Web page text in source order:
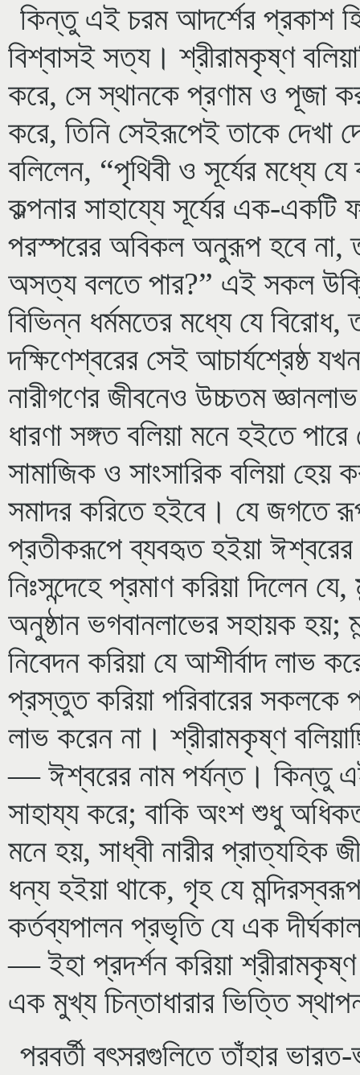
কিন্তু এই চরম আদর্শের প্রকাশ
বিশ্বাসই সত্য। শ্রীরামকৃষ্ণ
করে, সে স্থানকে প্রণাম ও পূজা
করে, তিনি সেইরূপেই তাকে
বলিলেন, “পৃথিবী ও সূর্যের মধ্যে
কল্পনার সাহায্যে সূর্যের এক-
পরস্পরের অবিকল অনুরূপ হবে না,
অসত্য বলতে পার?” এই সকল
বিভিন্ন ধর্মমতের মধ্যে যে
দক্ষিণেশ্বরের সেই আচার্যশ্রেষ্ঠ
নারীগণের জীবনেও উচ্চতম
ধারণা সঙ্গত বলিয়া মনে হইতে
সামাজিক ও সাংসারিক বলিয়া হেয়
সমাদর করিতে হইবে। যে জগতে
প্রতীকরূপে ব্যবহৃত হইয়া ঈশ্বরের
নিঃসন্দেহে প্রমাণ করিয়া দিলেন
অনুষ্ঠান ভগবানলাভের সহায়ক হয়;
নিবেদন করিয়া যে আশীর্বাদ লাভ
প্রস্তুত করিয়া পরিবারের সকলকে
লাভ করেন না। শ্রীরামকৃষ্ণ
— ঈশ্বরের নাম পর্যন্ত। কিন্তু
সাহায্য করে; বাকি অংশ শুধু
মনে হয়, সাধ্বী নারীর প্রাত্যহিক
ধন্য হইয়া থাকে, গৃহ যে
কর্তব্যপালন প্রভৃতি যে এক
— ইহা প্রদর্শন করিয়া
এক মুখ্য চিন্তাধারার ভিত্তি
পরবর্তী বৎসরগুলিতে তাঁহার